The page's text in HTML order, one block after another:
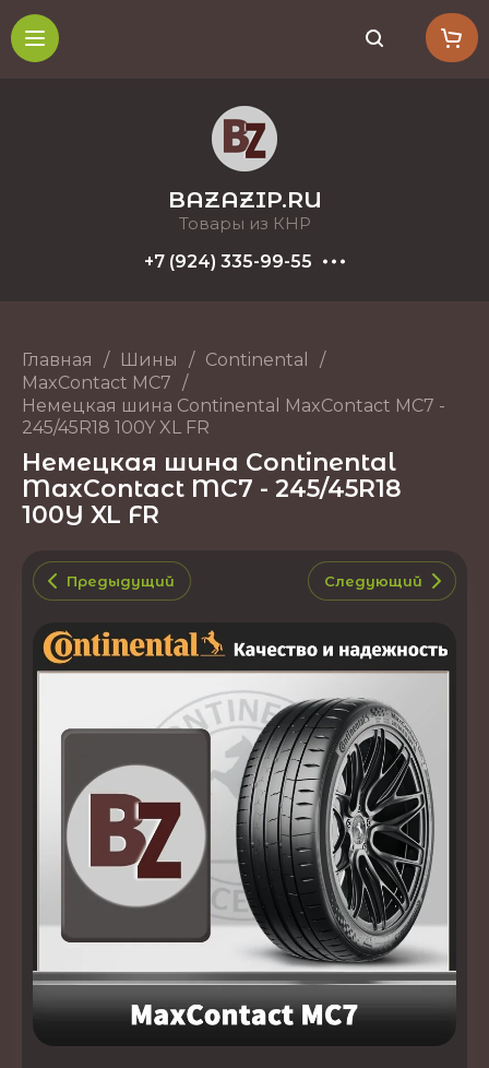
BAZAZIP.RU
Товары из КНР
+7 (924) 335-99-55
Главная / Шины / Continental
/
MaxContact MC7 /
Немецкая шина Continental MaxContact MC7 -
245/45R18 100Y XL FR
Немецкая шина Continental
MaxContact MC7 - 245/45R18
100Y XL FR
Предыдущий Следующий